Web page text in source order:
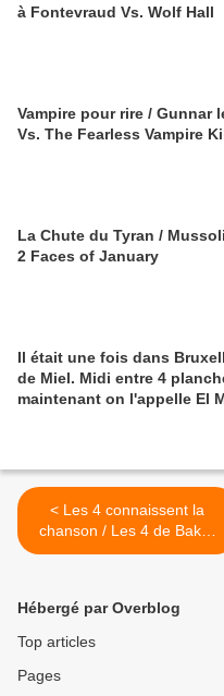
à Fontevraud Vs. Wolf Hall
Vampire pour rire / Gunnar le Vampire
Vs. The Fearless Vampire
La Chute du Tyran / Mussolini Vs. The
2 Faces of January
Il était une fois dans Bruxelles! /
de Miel. Midi entre 4 planches
maintenant on l'appelle El
< Les 4 connaissent la
chanson / Les 4 de Baker
Street. Le dresseur de
Hébergé par Overblog
Top articles
Pages